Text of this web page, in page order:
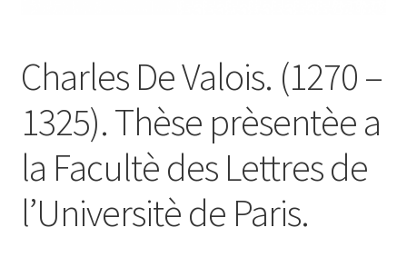
Charles De Valois. (1270 –
1325). Thèse prèsentèe a
la Facultè des Lettres de
l’Universitè de Paris.